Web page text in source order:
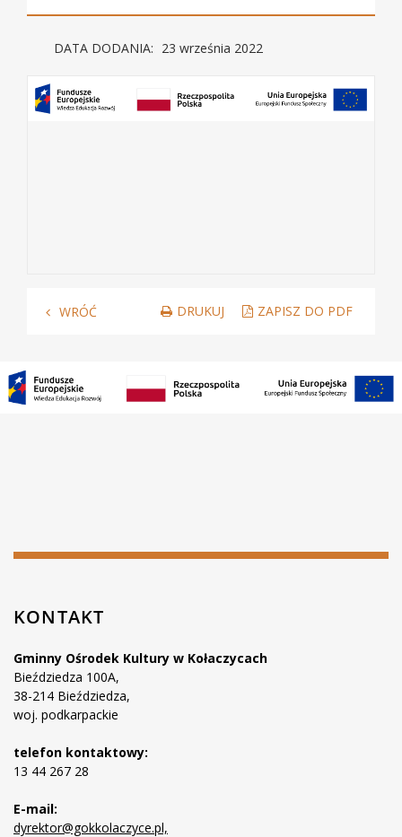
DATA DODANIA: 23 września 2022
WRÓĆ DRUKUJ ZAPISZ DO PDF
KONTAKT
Gminny Ośrodek Kultury w Kołaczycach
Bieździedza 100A,
38-214 Bieździedza,
woj. podkarpackie
telefon kontaktowy:
13 44 267 28
E-mail:
dyrektor@gokkolaczyce.pl,